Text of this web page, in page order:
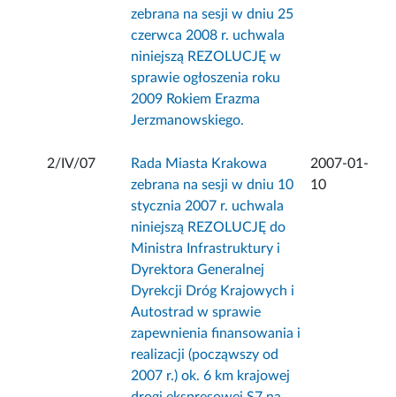
zebrana na sesji w dniu 25
czerwca 2008 r. uchwala
niniejszą REZOLUCJĘ w
sprawie ogłoszenia roku
2009 Rokiem Erazma
Jerzmanowskiego.
2/IV/07
Rada Miasta Krakowa
zebrana na sesji w dniu 10
stycznia 2007 r. uchwala
niniejszą REZOLUCJĘ do
Ministra Infrastruktury i
Dyrektora Generalnej
Dyrekcji Dróg Krajowych i
Autostrad w sprawie
zapewnienia finansowania i
realizacji (począwszy od
2007 r.) ok. 6 km krajowej
2007-01-
10